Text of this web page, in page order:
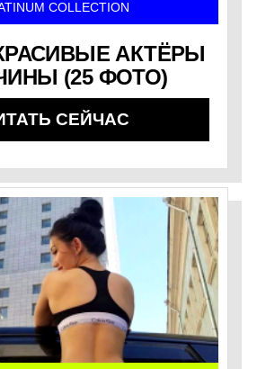
COLLECTION
АКТЁРЫ
(25 ФОТО)
СЕЙЧАС